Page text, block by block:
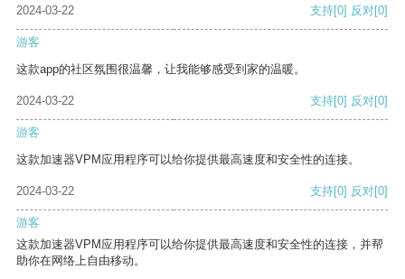
2024-03-22 支持[0] 反对[0]
游客
这款app的社区氛围很温馨，让我能够感受到家的温暖。
2024-03-22 支持[0] 反对[0]
游客
这款加速器VPM应用程序可以给你提供最高速度和安全性的连接。
2024-03-22 支持[0] 反对[0]
游客
这款加速器VPM应用程序可以给你提供最高速度和安全性的连接，并帮
助你在网络上自由移动。